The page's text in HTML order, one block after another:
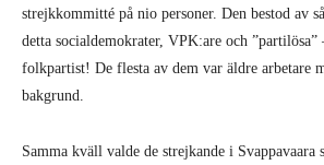
strejkkommitté på nio personer. Den bestod av
detta socialdemokrater, VPK:are och ”partilösa”
folkpartist! De flesta av dem var äldre arbetare
bakgrund.
Samma kväll valde de strejkande i